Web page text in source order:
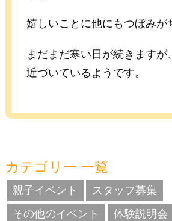
嬉しいことに他にもつぼみが
まだまだ寒い日が続きますが
近づいているようです。
カテゴリー 一覧
親子イベント
スタッフ募集
その他のイベント
体験説明会